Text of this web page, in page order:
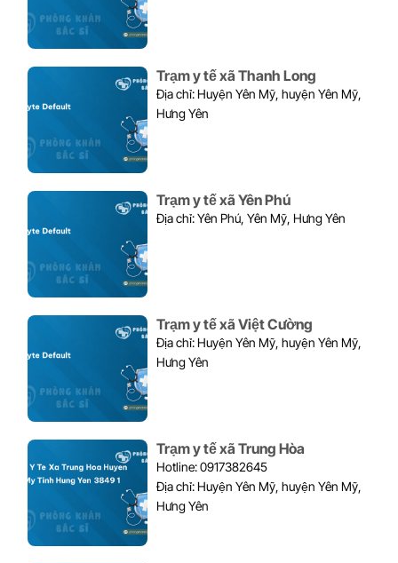
Trạm y tế xã Thanh Long
Địa chỉ: Huyện Yên Mỹ, huyện Yên Mỹ,
Hưng Yên
Trạm y tế xã Yên Phú
Địa chỉ: Yên Phú, Yên Mỹ, Hưng Yên
Trạm y tế xã Việt Cường
Địa chỉ: Huyện Yên Mỹ, huyện Yên Mỹ,
Hưng Yên
Trạm y tế xã Trung Hòa
Hotline: 0917382645
Địa chỉ: Huyện Yên Mỹ, huyện Yên Mỹ,
Hưng Yên